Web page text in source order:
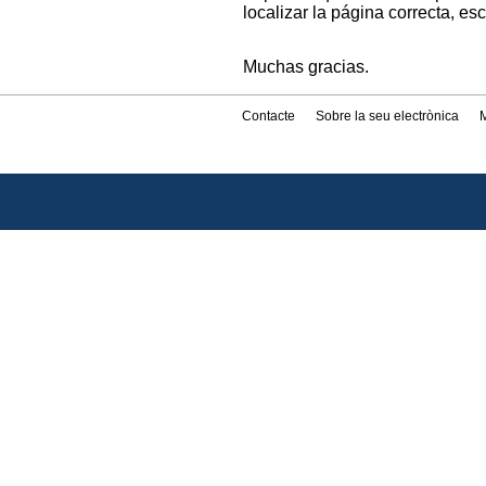
localizar la página correcta,
Muchas gracias.
Contacte Sobre la seu electrònica